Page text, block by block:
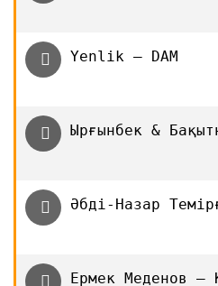
Yenlik — DAM
Ырғынбек &
Әбді-Назар
Ермек Меденов —